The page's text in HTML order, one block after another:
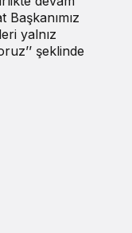
Başkanımız
yalnız
şeklinde